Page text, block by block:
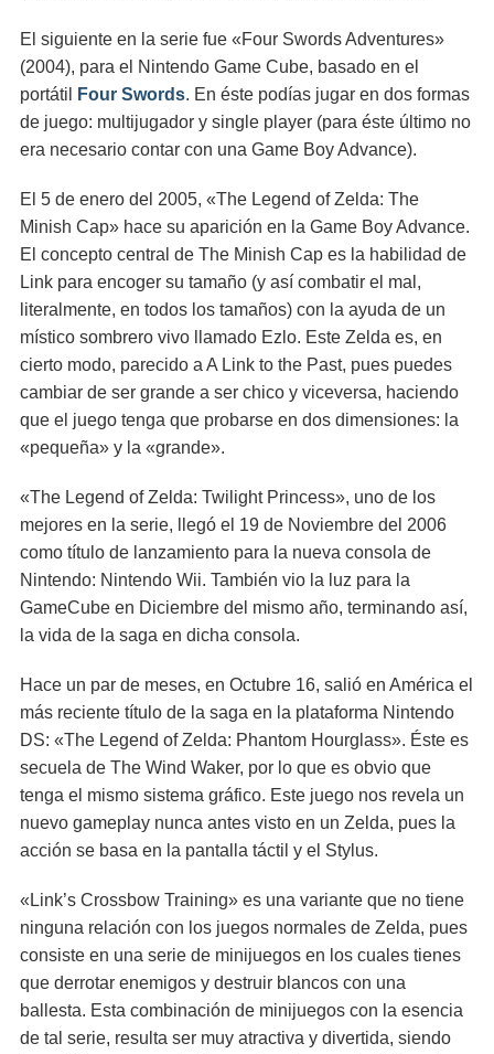
El siguiente en la serie fue «Four Swords Adventures»
(2004), para el Nintendo Game Cube, basado en el
portátil
Four Swords. En éste podías jugar en dos formas
de juego: multijugador y single player (para éste último no
era necesario contar con una Game Boy Advance).
El 5 de enero del 2005, «The Legend of Zelda: The
Minish Cap» hace su aparición en la Game Boy Advance.
El concepto central de The Minish Cap es la habilidad de
Link para encoger su tamaño (y así combatir el mal,
literalmente, en todos los tamaños) con la ayuda de un
místico sombrero vivo llamado Ezlo. Este Zelda es, en
cierto modo, parecido a A Link to the Past, pues puedes
cambiar de ser grande a ser chico y viceversa, haciendo
que el juego tenga que probarse en dos dimensiones: la
«pequeña» y la «grande».
«The Legend of Zelda: Twilight Princess», uno de los
mejores en la serie, llegó el 19 de Noviembre del 2006
como título de lanzamiento para la nueva consola de
Nintendo: Nintendo Wii. También vio la luz para la
GameCube en Diciembre del mismo año, terminando así,
la vida de la saga en dicha consola.
Hace un par de meses, en Octubre 16, salió en América el
más reciente título de la saga en la plataforma Nintendo
DS: «The Legend of Zelda: Phantom Hourglass». Éste es
secuela de The Wind Waker, por lo que es obvio que
tenga el mismo sistema gráfico. Este juego nos revela un
nuevo gameplay nunca antes visto en un Zelda, pues la
acción se basa en la pantalla táctil y el Stylus.
«Link’s Crossbow Training» es una variante que no tiene
ninguna relación con los juegos normales de Zelda, pues
consiste en una serie de minijuegos en los cuales tienes
que derrotar enemigos y destruir blancos con una
ballesta. Esta combinación de minijuegos con la esencia
de tal serie, resulta ser muy atractiva y divertida, siendo